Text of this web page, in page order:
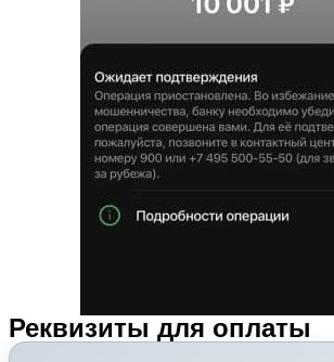
Реквизиты для оплаты